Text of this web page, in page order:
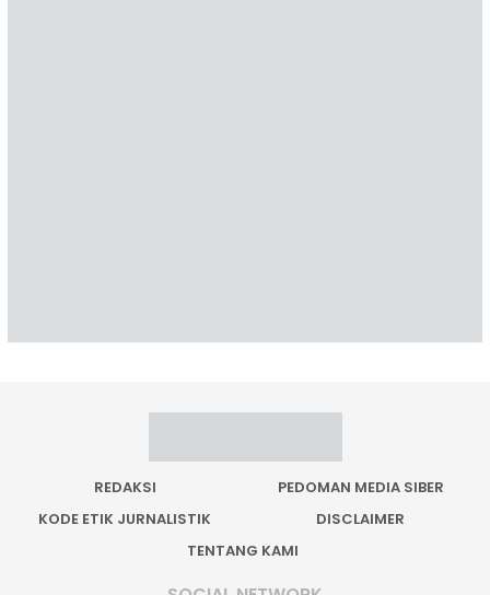
REDAKSI
PEDOMAN MEDIA SIBER
KODE ETIK JURNALISTIK
DISCLAIMER
TENTANG KAMI